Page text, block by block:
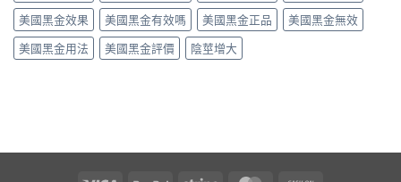
美國黑金效果
美國黑金有效嗎 美國黑金正品
美國黑金無效
美國黑金用法
美國黑金評價 陰莖增大